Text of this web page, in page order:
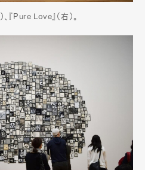
『Pure Love』（右）。